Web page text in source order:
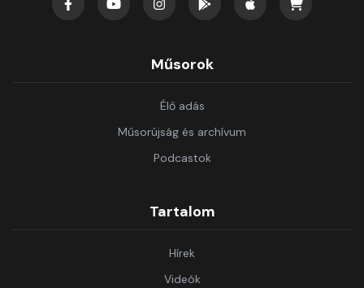
Műsorok
Élő adás
Műsorújság és archívum
Podcastok
Tartalom
Hírek
Videók